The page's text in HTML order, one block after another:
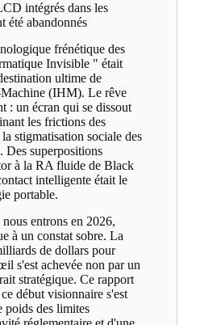
intégrés dans les
été abandonnés
frénétique des
Invisible " était
ultime de
(IHM). Le rêve
: un écran qui se dissout
les frictions des
stigmatisation sociale des
Des superpositions
à la RA fluide de Black
intelligente était le
portable.
entrons en 2026,
à un constat sobre. La
de dollars pour
s'est achevée non par un
stratégique. Ce rapport
début visionnaire s'est
poids des limites